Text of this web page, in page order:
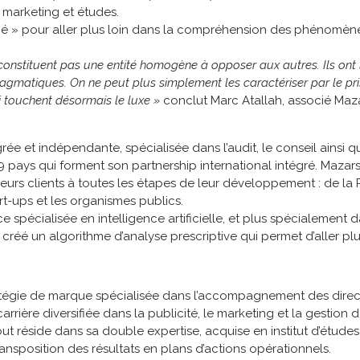
et études.
» pour aller plus loin dans la compréhension des
pas une entité homogène à opposer aux autres. Ils
On ne peut plus simplement les caractériser par le
touchent désormais le luxe » conclut Marc Atallah, associé
et indépendante, spécialisée dans l’audit, le conseil ainsi
pays qui forment son partnership international intégré.
clients à toutes les étapes de leur développement : de
ups et les organismes publics.
spécialisée en intelligence artificielle, et plus spécialement
un algorithme d’analyse prescriptive qui permet d’aller
de marque spécialisée dans l’accompagnement des
diversifiée dans la publicité, le marketing et la
réside dans sa double expertise, acquise en institut
des résultats en plans d’actions opérationnels.